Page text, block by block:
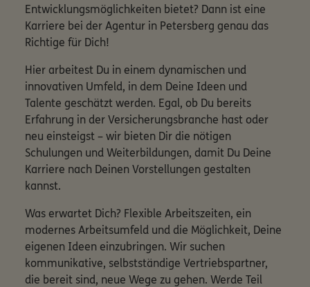
Entwicklungsmöglichkeiten bietet? Dann ist eine
Karriere bei der Agentur in Petersberg genau das
Richtige für Dich!
Hier arbeitest Du in einem dynamischen und
innovativen Umfeld, in dem Deine Ideen und
Talente geschätzt werden. Egal, ob Du bereits
Erfahrung in der Versicherungsbranche hast oder
neu einsteigst – wir bieten Dir die nötigen
Schulungen und Weiterbildungen, damit Du Deine
Karriere nach Deinen Vorstellungen gestalten
kannst.
Was erwartet Dich? Flexible Arbeitszeiten, ein
modernes Arbeitsumfeld und die Möglichkeit, Deine
eigenen Ideen einzubringen. Wir suchen
kommunikative, selbstständige Vertriebspartner,
die bereit sind, neue Wege zu gehen. Werde Teil